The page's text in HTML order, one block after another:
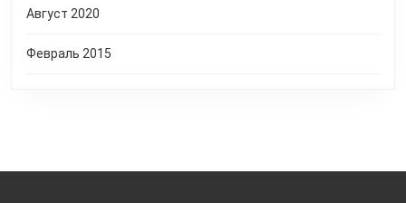
Август 2020
Февраль 2015